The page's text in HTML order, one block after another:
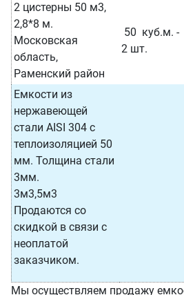
2 цистерны 50 м3,
2,8*8 м.
Московская
область,
Раменский район
50 куб.м. -
2 шт.
Емкости из
нержавеющей
стали AISI 304 с
теплоизоляцией 50
мм. Толщина стали
3мм.
3м3,5м3
Продаются со
скидкой в связи с
неоплатой
заказчиком.
Мы осуществляем продажу